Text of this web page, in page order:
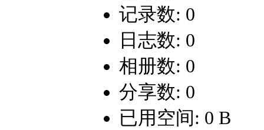
记录数: 0
日志数: 0
相册数: 0
分享数: 0
已用空间: 0 B